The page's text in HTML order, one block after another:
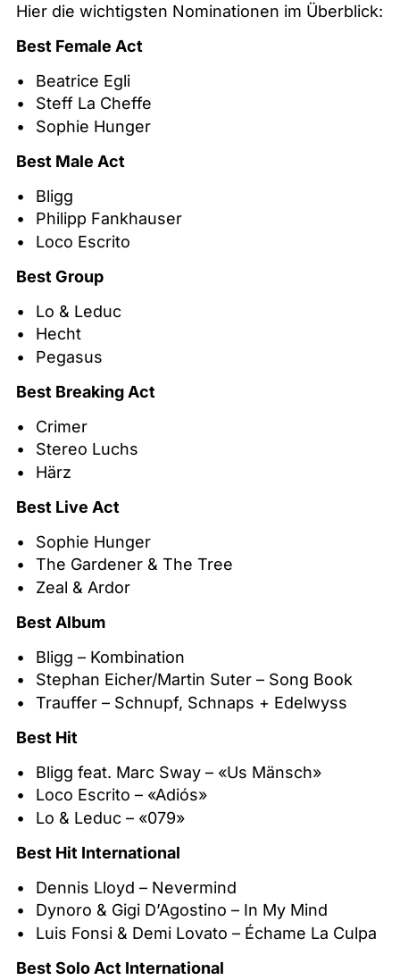
Hier die wichtigsten Nominationen im Überblick:
Best Female Act
Beatrice Egli
Steff La Cheffe
Sophie Hunger
Best Male Act
Bligg
Philipp Fankhauser
Loco Escrito
Best Group
Lo & Leduc
Hecht
Pegasus
Best Breaking Act
Crimer
Stereo Luchs
Härz
Best Live Act
Sophie Hunger
The Gardener & The Tree
Zeal & Ardor
Best Album
Bligg – Kombination
Stephan Eicher/Martin Suter – Song Book
Trauffer – Schnupf, Schnaps + Edelwyss
Best Hit
Bligg feat. Marc Sway – «Us Mänsch»
Loco Escrito – «Adiós»
Lo & Leduc – «079»
Best Hit International
Dennis Lloyd – Nevermind
Dynoro & Gigi D’Agostino – In My Mind
Luis Fonsi & Demi Lovato – Échame La Culpa
Best Solo Act International